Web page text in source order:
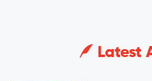
Latest